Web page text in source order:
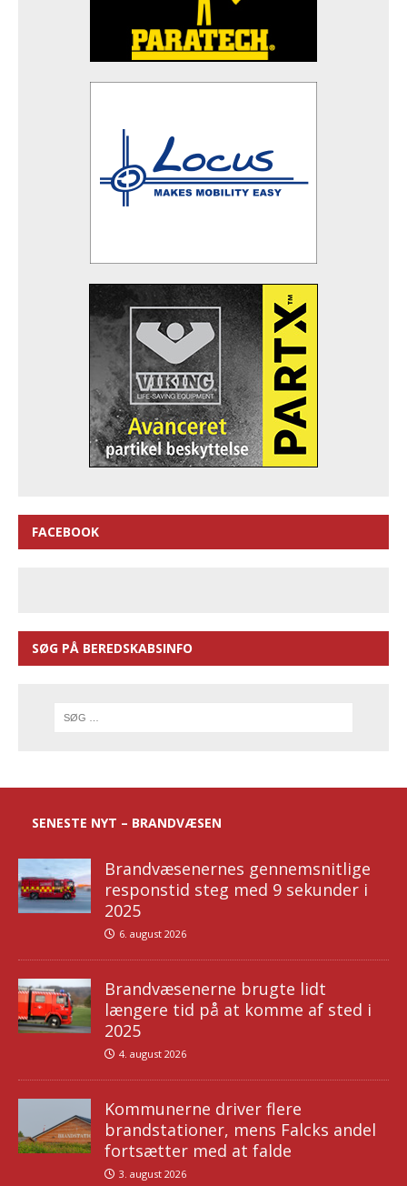
FACEBOOK
SØG PÅ BEREDSKABSINFO
SENESTE NYT – BRANDVÆSEN
Brandvæsenernes gennemsnitlige
responstid steg med 9 sekunder i
2025
6. august 2026
Brandvæsenerne brugte lidt
længere tid på at komme af sted i
2025
4. august 2026
Kommunerne driver flere
brandstationer, mens Falcks andel
fortsætter med at falde
3. august 2026